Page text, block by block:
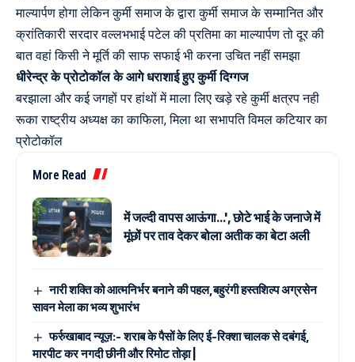
माल्यार्पण होगा लेकिन कुर्मी समाज के द्वारा कुर्मी समाज के सम्मानित और
क्रांतिकारी सरदार वल्लभभाई पटेल की प्रतिमा का माल्यार्पण तो दूर की
बात वहां किसी ने मूर्ति की साफ सफाई भी करना उचित नहीं समझा
धीरेन्द्र के प्रोटोकॉल के आगे धराशाई हुए कुर्मी दिग्गज
बरझाला और कई जगहों पर हांथों में माला लिए खड़े रहे कुर्मी क्षत्रप नही
रूका राष्ट्रीय अध्यक्ष का काफिला, मिला था सभापति विमल कटियार का
प्रोटोकॉल
More Read
में जल्दी वापस आऊंगा…', छोटे भाई के जनाजे में
मूंछों पर ताव देकर बोला अतीक का बेटा अली
नारी शक्ति को आत्मनिर्भर बनाने की पहल,बहुरंगी हस्तशिल्प अग्रसेन
सावन मेला का भव्य शुभारंभ
फर्रुखाबाद न्यूज़:- शराब के पैसों के लिए ई-रिक्शा चालक से दबंगई,
मारपीट कर नगदी छीनी और रिमोट तोड़ा |